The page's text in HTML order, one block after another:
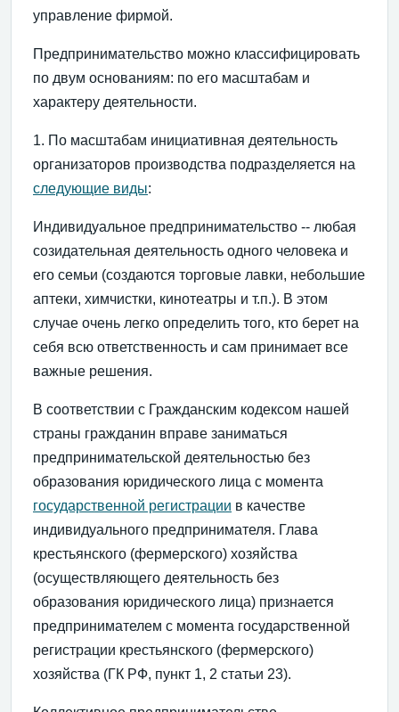
управление фирмой.
Предпринимательство можно классифицировать
по двум основаниям: по его масштабам и
характеру деятельности.
1. По масштабам инициативная деятельность
организаторов производства подразделяется на
следующие виды:
Индивидуальное предпринимательство -- любая
созидательная деятельность одного человека и
его семьи (создаются торговые лавки, небольшие
аптеки, химчистки, кинотеатры и т.п.). В этом
случае очень легко определить того, кто берет на
себя всю ответственность и сам принимает все
важные решения.
В соответствии с Гражданским кодексом нашей
страны гражданин вправе заниматься
предпринимательской деятельностью без
образования юридического лица с момента
государственной регистрации в качестве
индивидуального предпринимателя. Глава
крестьянского (фермерского) хозяйства
(осуществляющего деятельность без
образования юридического лица) признается
предпринимателем с момента государственной
регистрации крестьянского (фермерского)
хозяйства (ГК РФ, пункт 1, 2 статьи 23).